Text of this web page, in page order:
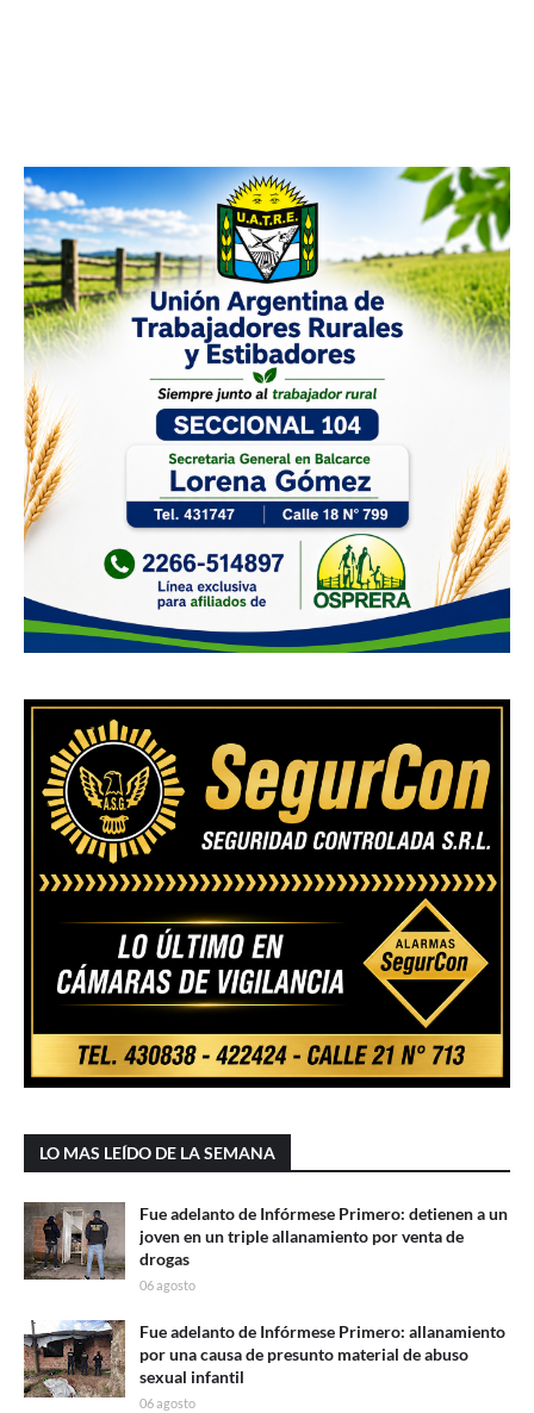
LO MAS LEÍDO DE LA SEMANA
Fue adelanto de Infórmese Primero: detienen a un
joven en un triple allanamiento por venta de
drogas
06 agosto
Fue adelanto de Infórmese Primero: allanamiento
por una causa de presunto material de abuso
sexual infantil
06 agosto